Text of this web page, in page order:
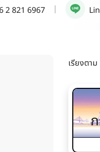
2 821 6967 |
เรียงตาม